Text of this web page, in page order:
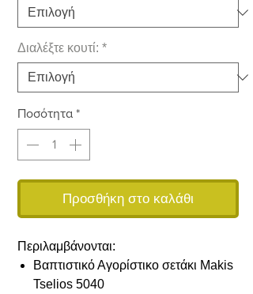
Διαλέξτε κουτί: *
Ποσότητα *
Προσθήκη στο καλάθι
Περιλαμβάνονται:
Βαπτιστικό Αγορίστικο σετάκι Makis
Tselios 5040